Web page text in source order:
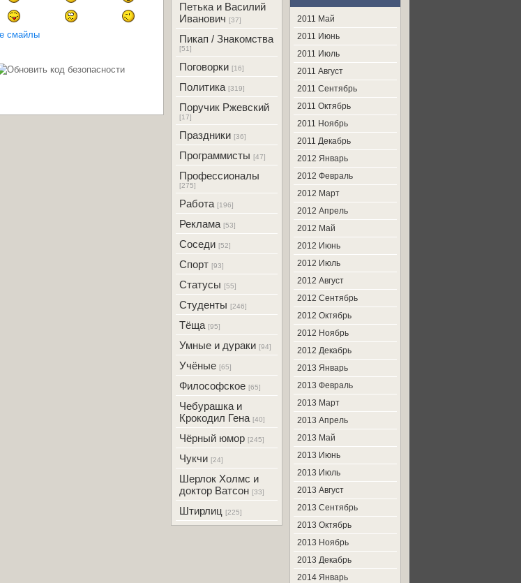
смайлы
Петька и Василий
Иванович [37]
Пикап / Знакомства
[51]
Поговорки [16]
Политика [319]
Поручик Ржевский
[17]
Праздники [36]
Программисты [47]
Профессионалы
[275]
Работа [196]
Реклама [53]
Соседи [52]
Спорт [93]
Статусы [55]
Студенты [246]
Тёща [95]
Умные и дураки [94]
Учёные [65]
Философское [65]
Чебурашка и
Крокодил Гена [40]
Чёрный юмор [245]
Чукчи [24]
Шерлок Холмс и
доктор Ватсон [33]
Штирлиц [225]
2011 Май
2011 Июнь
2011 Июль
2011 Август
2011 Сентябрь
2011 Октябрь
2011 Ноябрь
2011 Декабрь
2012 Январь
2012 Февраль
2012 Март
2012 Апрель
2012 Май
2012 Июнь
2012 Июль
2012 Август
2012 Сентябрь
2012 Октябрь
2012 Ноябрь
2012 Декабрь
2013 Январь
2013 Февраль
2013 Март
2013 Апрель
2013 Май
2013 Июнь
2013 Июль
2013 Август
2013 Сентябрь
2013 Октябрь
2013 Ноябрь
2013 Декабрь
2014 Январь